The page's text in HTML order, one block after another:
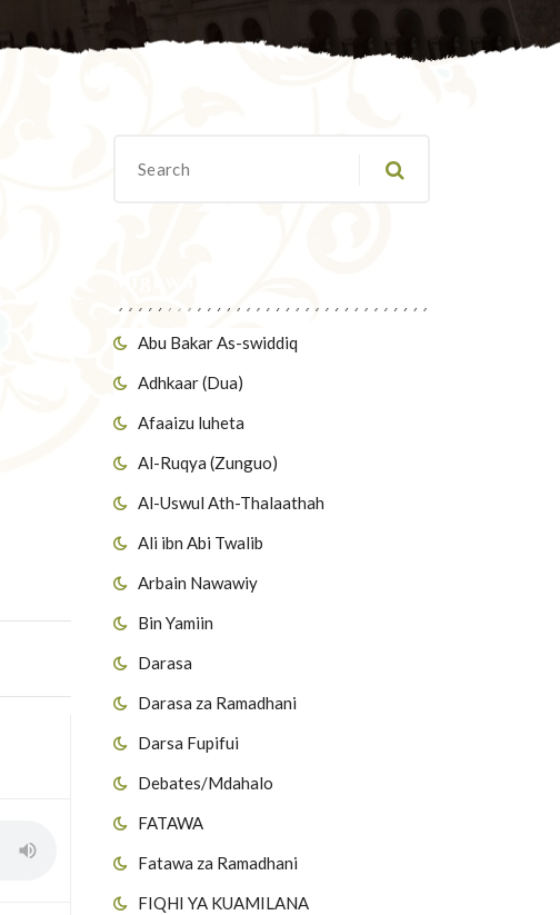
Abu Bakar As-swiddiq
Adhkaar (Dua)
Afaaizu luheta
Al-Ruqya (Zunguo)
Al-Uswul Ath-Thalaathah
Ali ibn Abi Twalib
Arbain Nawawiy
Bin Yamiin
Darasa
Darasa za Ramadhani
Darsa Fupifui
Debates/Mdahalo
FATAWA
Fatawa za Ramadhani
FIQHI YA KUAMILANA